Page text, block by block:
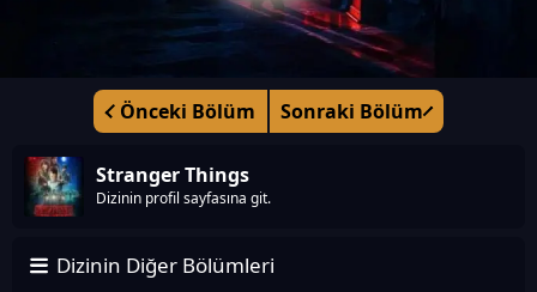
Önceki Bölüm Sonraki Bölüm
Stranger Things
Dizinin profil sayfasına git.
Dizinin Diğer Bölümleri